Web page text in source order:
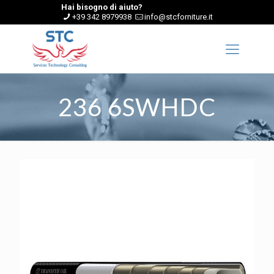
Hai bisogno di aiuto?
+39 342 8979938
info@stcforniture.it
236 6SWHDC